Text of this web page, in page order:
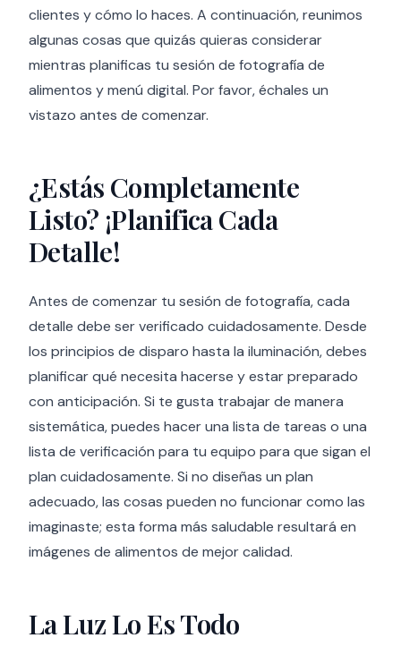
clientes y cómo lo haces. A continuación, reunimos
algunas cosas que quizás quieras considerar
mientras planificas tu sesión de fotografía de
alimentos y menú digital. Por favor, échales un
vistazo antes de comenzar.
¿Estás Completamente
Listo? ¡Planifica Cada
Detalle!
Antes de comenzar tu sesión de fotografía, cada
detalle debe ser verificado cuidadosamente. Desde
los principios de disparo hasta la iluminación, debes
planificar qué necesita hacerse y estar preparado
con anticipación. Si te gusta trabajar de manera
sistemática, puedes hacer una lista de tareas o una
lista de verificación para tu equipo para que sigan el
plan cuidadosamente. Si no diseñas un plan
adecuado, las cosas pueden no funcionar como las
imaginaste; esta forma más saludable resultará en
imágenes de alimentos de mejor calidad.
La Luz Lo Es Todo